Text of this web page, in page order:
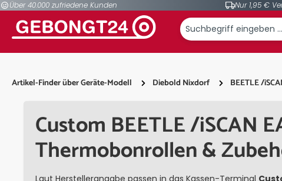
Zur Hauptnavigation springen
Über 40.000 zufriedene Kunden Nur 1,95 €
Artikel-Finder über Geräte-Modell Diebold Nixdorf BEETLE /
Custom BEETLE /iSCAN
Thermobonrollen &
Laut Herstellerangabe passen in das Kassen-Terminal